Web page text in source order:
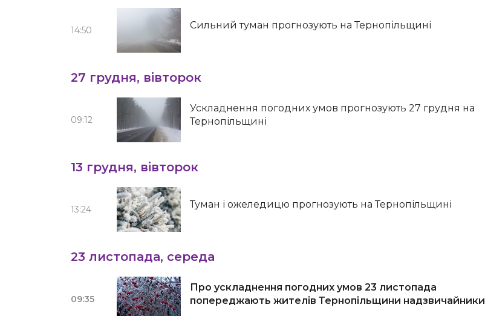
14:50 Сильний туман прогнозують на Тернопільщині
27 грудня, вівторок
09:12
Ускладнення погодних умов прогнозують 27 грудня на
Тернопільщині
13 грудня, вівторок
13:24 Туман і ожеледицю прогнозують на Тернопільщині
23 листопада, середа
09:35
Про ускладнення погодних умов 23 листопада
попереджають жителів Тернопільщини надзвичайники